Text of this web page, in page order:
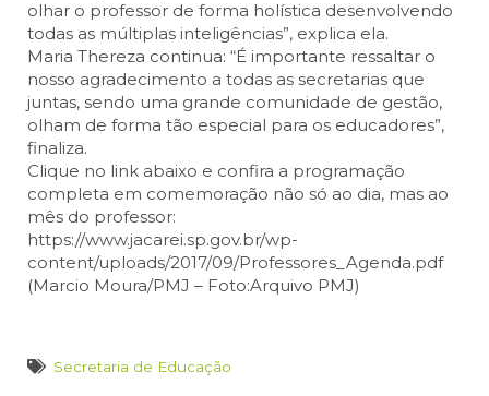
olhar o professor de forma holística desenvolvendo
todas as múltiplas inteligências”, explica ela.
Maria Thereza continua: “É importante ressaltar o
nosso agradecimento a todas as secretarias que
juntas, sendo uma grande comunidade de gestão,
olham de forma tão especial para os educadores”,
finaliza.
Clique no link abaixo e confira a programação
completa em comemoração não só ao dia, mas ao
mês do professor:
https://www.jacarei.sp.gov.br/wp-
content/uploads/2017/09/Professores_Agenda.pdf
(Marcio Moura/PMJ – Foto:Arquivo PMJ)
Secretaria de Educação